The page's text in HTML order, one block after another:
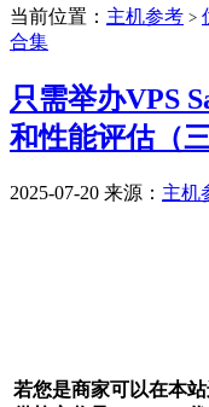
当前位置： 主机参考 >
合集
只需举办VPS
和性能评估（
2025-07-20 来源： 主机
若您是商家可以在本站